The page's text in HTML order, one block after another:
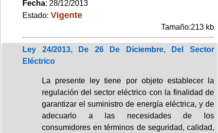
Fecha: 28/12/2013
Estado: Vigente
Tamaño:213 kb
Ley 24/2013, De 26 De Diciembre, Del Sector
Eléctrico
La presente ley tiene por objeto establecer la
regulación del sector eléctrico con la finalidad de
garantizar el suministro de energía eléctrica, y de
adecuarlo a las necesidades de los
consumidores en términos de seguridad, calidad,